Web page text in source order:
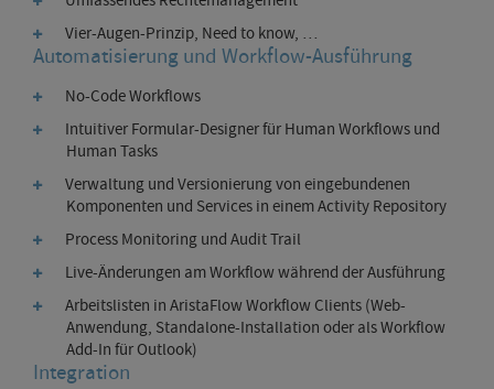
Vier-Augen-Prinzip, Need to know, …
Automatisierung und Workflow-Ausführung
No-Code Workflows
Intuitiver Formular-Designer für Human Workflows und
Human Tasks
Verwaltung und Versionierung von eingebundenen
Komponenten und Services in einem Activity Repository
Process Monitoring und Audit Trail
Live-Änderungen am Workflow während der Ausführung
Arbeitslisten in AristaFlow Workflow Clients (Web-
Anwendung, Standalone-Installation oder als Workflow
Add-In für Outlook)
Integration